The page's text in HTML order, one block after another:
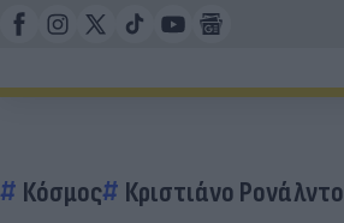
Κόσμος Κριστιάνο Ρονάλντο